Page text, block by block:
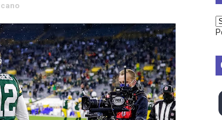
ponen fin al reinado por parejas de The
10
Chad Gable y Baron Corbin en SummerSlam